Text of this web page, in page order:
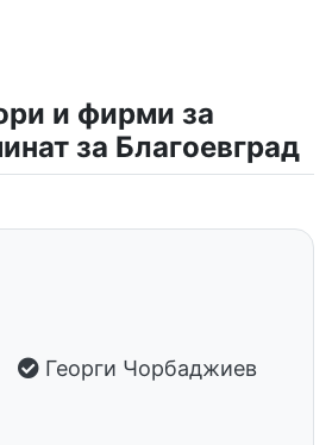
и фирми за
за Благоевград
Георги Чорбаджиев